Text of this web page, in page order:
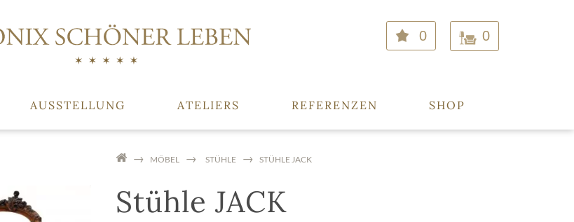
0
0
AUSSTELLUNG ATELIERS REFERENZEN SHOP
MÖBEL STÜHLE STÜHLE JACK
Stühle JACK